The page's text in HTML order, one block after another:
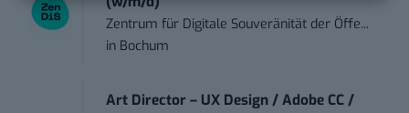
Zentrum für Digitale Souveränität der Öffe...
in Bochum
Art Director – UX Design / Adobe CC /